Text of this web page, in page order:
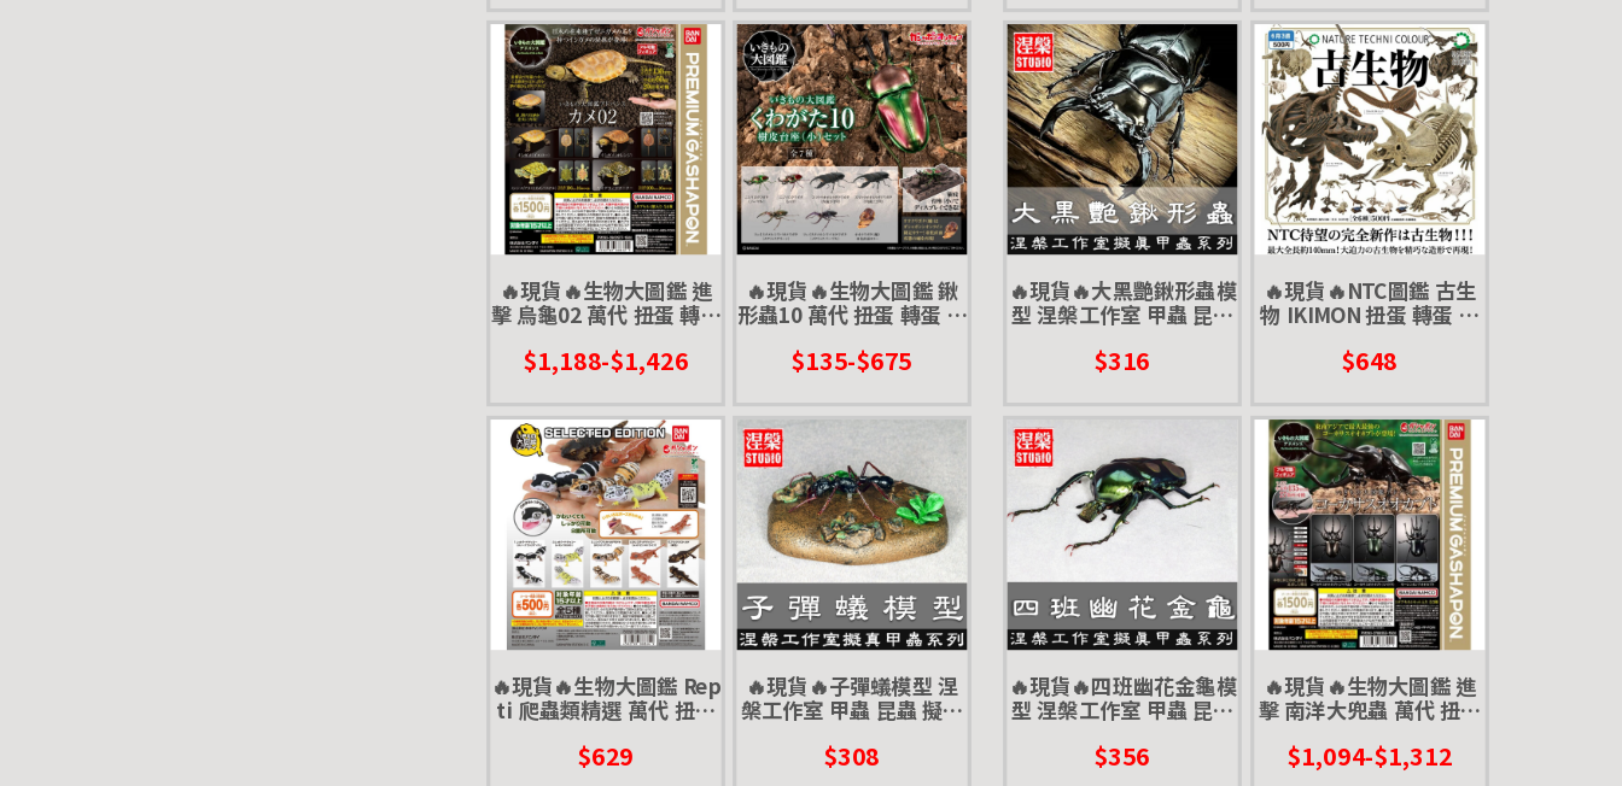
🔥現貨🔥生物大圖鑑 進
擊 烏龜02 萬代 扭蛋 轉蛋
西龜
$1,188-$1,426
🔥現貨🔥生物大圖鑑 鍬
形蟲10 萬代 扭蛋 轉蛋 彩
$135-$675
🔥現貨🔥大黑艷鍬形蟲模
型 涅槃工作室 甲蟲 昆蟲
鐵 涅盤
$316
🔥現貨🔥NTC圖鑑 古生
物 IKIMON 扭蛋 轉蛋 恐
$648
🔥現貨🔥生物大圖鑑 Rep
ti 爬蟲類精選 萬代 扭蛋
犰狳蜥 鬆獅蜥
$629
🔥現貨🔥子彈蟻模型 涅
槃工作室 甲蟲 昆蟲 擬真
$308
🔥現貨🔥四班幽花金龜模
型 涅槃工作室 甲蟲 昆蟲
白點花金龜 四點花金龜
$356
🔥現貨🔥生物大圖鑑 進
擊 南洋大兜蟲 萬代 扭蛋
薩斯 婆羅洲 高加索 阿特
$1,094-$1,312